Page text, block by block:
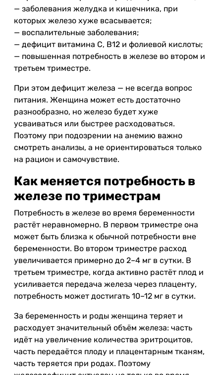
— заболевания желудка и кишечника, при
которых железо хуже всасывается;
— воспалительные заболевания;
— дефицит витамина C, B12 и фолиевой кислоты;
— повышенная потребность в железе во втором и
третьем триместре.
При этом дефицит железа — не всегда вопрос
питания. Женщина может есть достаточно
разнообразно, но железо будет хуже
усваиваться или быстрее расходоваться.
Поэтому при подозрении на анемию важно
смотреть анализы, а не ориентироваться только
на рацион и самочувствие.
Как меняется потребность в
железе по триместрам
Потребность в железе во время беременности
растёт неравномерно. В первом триместре она
может быть близка к обычной потребности вне
беременности. Во втором триместре расход
увеличивается примерно до 2–4 мг в сутки. В
третьем триместре, когда активно растёт плод и
усиливается передача железа через плаценту,
потребность может достигать 10–12 мг в сутки.
За беременность и роды женщина теряет и
расходует значительный объём железа: часть
идёт на увеличение количества эритроцитов,
часть передаётся плоду и плацентарным тканям,
часть теряется при родах. Поэтому